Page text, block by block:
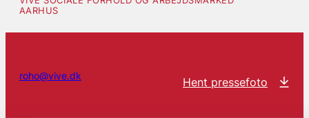
AARHUS
roho@vive.dk Hent pressefoto